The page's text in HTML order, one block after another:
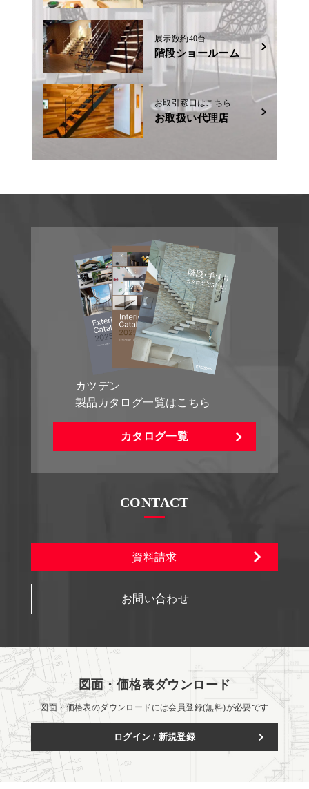
展示数約40台
階段ショールーム
お取引窓口はこちら
お取扱い代理店
カツデン
製品カタログ一覧はこちら
カタログ一覧
CONTACT
資料請求
お問い合わせ
図面・価格表ダウンロード
図面・価格表のダウンロードには会員登録(無料)が必要です
ログイン / 新規登録